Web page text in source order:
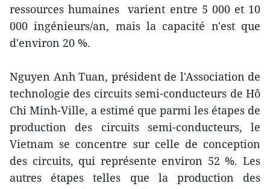
ressources humaines varient entre 5 000 et 10
000 ingénieurs/an, mais la capacité n'est que
d'environ 20 %.
Nguyen Anh Tuan, président de l'Association de
technologie des circuits semi-conducteurs de Hô
Chi Minh-Ville, a estimé que parmi les étapes de
production des circuits semi-conducteurs, le
Vietnam se concentre sur celle de conception
des circuits, qui représente environ 52 %. Les
autres étapes telles que la production des